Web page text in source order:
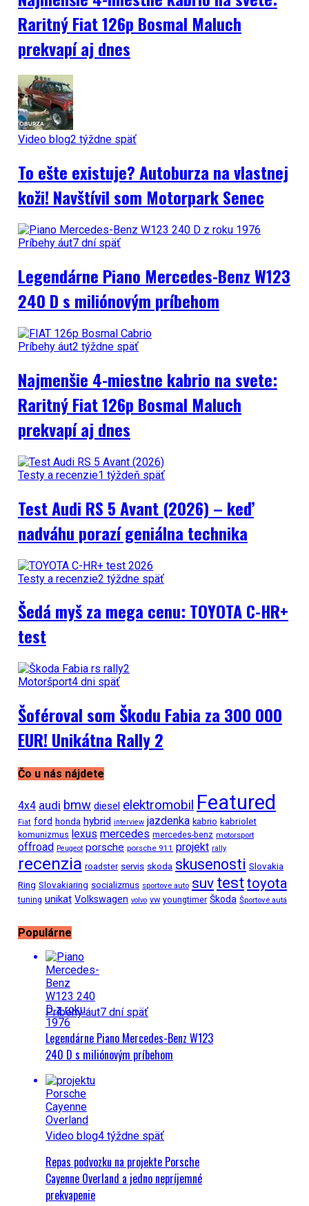
Raritný Fiat 126p Bosmal Maluch
prekvapí aj dnes
Video blog2 týždne späť
To ešte existuje? Autoburza na vlastnej
koži! Navštívil som Motorpark Senec
Príbehy áut7 dní späť
Legendárne Piano Mercedes-Benz W123
240 D s miliónovým príbehom
Príbehy áut2 týždne späť
Najmenšie 4-miestne kabrio na svete:
Raritný Fiat 126p Bosmal Maluch
prekvapí aj dnes
Testy a recenzie1 týždeň späť
Test Audi RS 5 Avant (2026) – keď
nadváhu porazí geniálna technika
Testy a recenzie2 týždne späť
Šedá myš za mega cenu: TOYOTA C-HR+
test
Motoršport4 dni späť
Šoféroval som Škodu Fabia za 300 000
EUR! Unikátna Rally 2
Čo u nás nájdete
4x4 audi bmw diesel elektromobil Featured
Fiat ford honda hybrid interview jazdenka kabrio kabriolet
komunizmus lexus mercedes mercedes-benz motorsport
offroad Peugeot porsche porsche 911 projekt rally
recenzia roadster servis skoda skusenosti Slovakia
Ring Slovakiaring socializmus sportove auto suv testtoyota
tuning unikat Volkswagen volvo vw youngtimer Škoda Športové autá
Populárne
Príbehy áut7 dní späť
Legendárne Piano Mercedes-Benz W123
240 D s miliónovým príbehom
Video blog4 týždne späť
Repas podvozku na projekte Porsche
Cayenne Overland a jedno nepríjemné
prekvapenie